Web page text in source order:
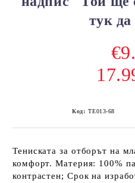
тук
Код: ТЕ013-68
Тениската за отборът на
комфорт. Материя: 100%
контрастен; Срок на